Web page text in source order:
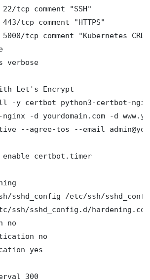
tcp comment "SSH"
tcp comment "HTTPS"
tcp comment "Kubernetes
verbose
Let's Encrypt
-y certbot python3-certbot-
-d yourdomain.com -d
--agree-tos --email
enable certbot.timer
sshd_config /etc/ssh/
ssh/sshd_config.d/
no
no
yes
300